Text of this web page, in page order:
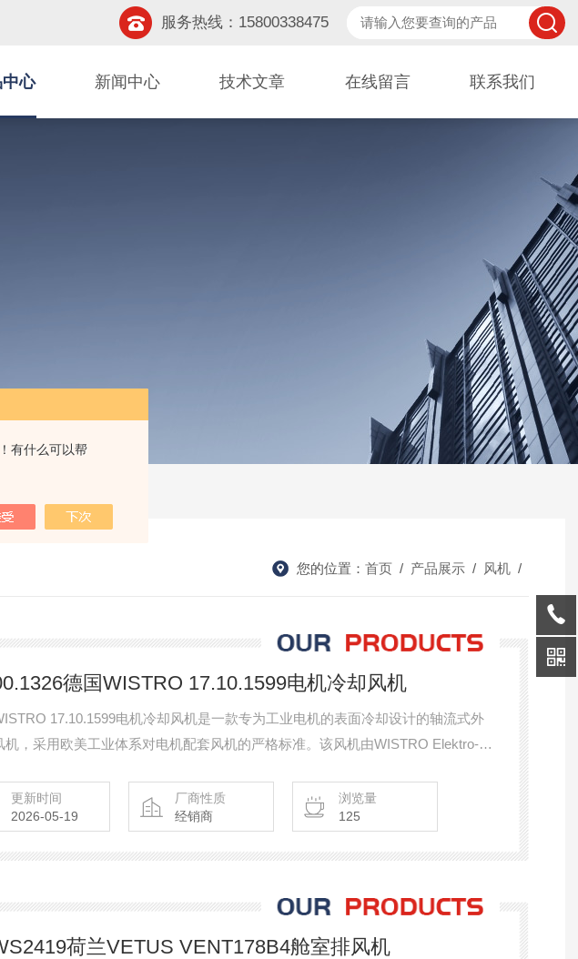
有什么可以帮
服务热线：15800338475
心 新闻中心 技术文章 在线留言 联系我们
您的位置： 首页 / 产品展示 / 风机 /
德国WISTRO 17.10.1599电机冷却风机
17.10.1599电机冷却风机是一款专为工业电机的表面冷却设计的轴流式外
机，采用欧美工业体系对电机配套风机的严格标准。该风机由WISTRO Elektro-
型轴向安装设计，具备高防护等级和低噪音特性，广泛配套于钢铁冶金产线、汽
设备及能源发电设施中的大功率电机。作为关键的工业
更新时间
2026-05-19
厂商性质
经销商
浏览量
125
荷兰VETUS VENT178B4舱室排风机